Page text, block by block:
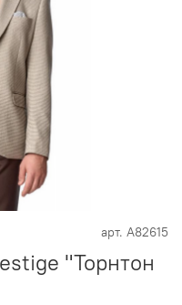
арт. А82615
"Торнтон